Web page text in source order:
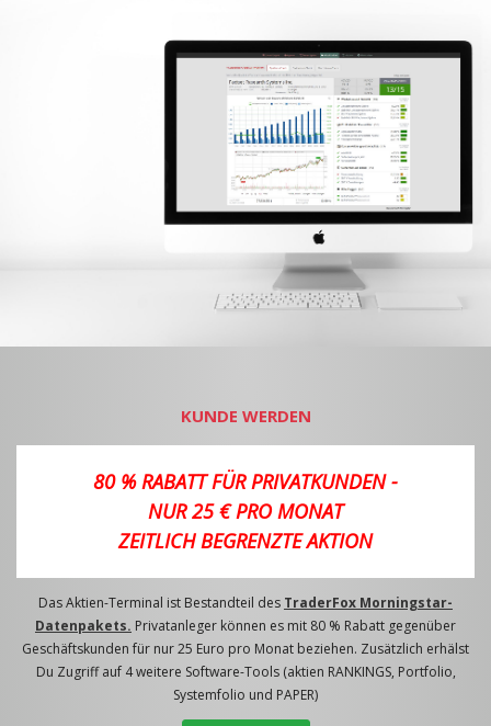
KUNDE WERDEN
80 % RABATT FÜR PRIVATKUNDEN -
NUR 25 € PRO MONAT
ZEITLICH BEGRENZTE AKTION
Das Aktien-Terminal ist Bestandteil des TraderFox Morningstar-
Datenpakets. Privatanleger können es mit 80 % Rabatt gegenüber
Geschäftskunden für nur 25 Euro pro Monat beziehen. Zusätzlich erhälst
Du Zugriff auf 4 weitere Software-Tools (aktien RANKINGS, Portfolio,
Systemfolio und PAPER)